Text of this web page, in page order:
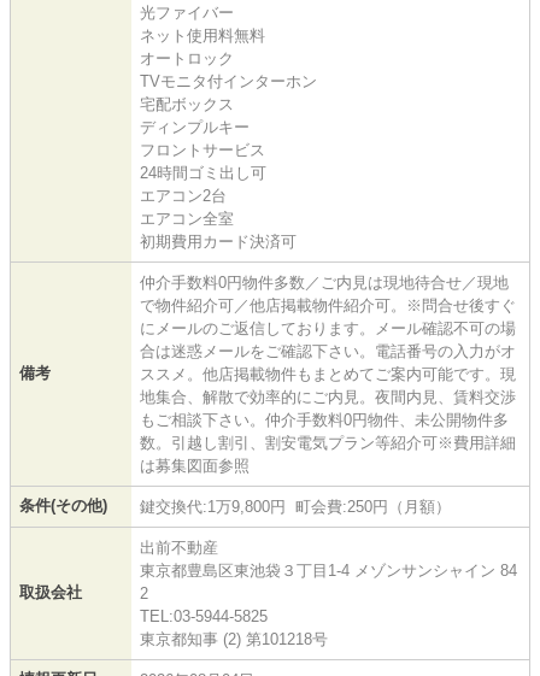
光ファイバー
ネット使用料無料
オートロック
TVモニタ付インターホン
宅配ボックス
ディンプルキー
フロントサービス
24時間ゴミ出し可
エアコン2台
エアコン全室
初期費用カード決済可
備考
仲介手数料0円物件多数／ご内見は現地待合せ／現地
で物件紹介可／他店掲載物件紹介可。※問合せ後すぐ
にメールのご返信しております。メール確認不可の場
合は迷惑メールをご確認下さい。電話番号の入力がオ
ススメ。他店掲載物件もまとめてご案内可能です。現
地集合、解散で効率的にご内見。夜間内見、賃料交渉
もご相談下さい。仲介手数料0円物件、未公開物件多
数。引越し割引、割安電気プラン等紹介可※費用詳細
は募集図面参照
条件(その他) 鍵交換代:1万9,800円 町会費:250円（月額）
取扱会社
出前不動産
東京都豊島区東池袋３丁目1-4 メゾンサンシャイン 84
2
TEL:03-5944-5825
東京都知事 (2) 第101218号